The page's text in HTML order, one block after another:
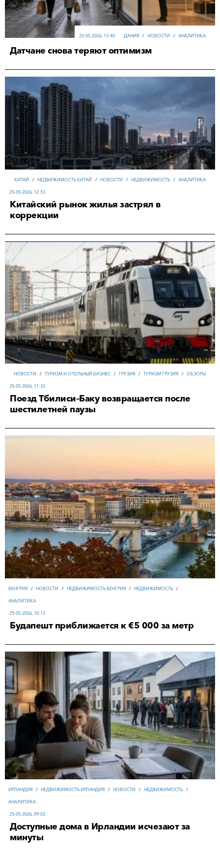
ДАНИЯ / НОВОСТИ / АНАЛИТИКА
25-05-2026, 13:40
Датчане снова теряют оптимизм
КИТАЙ / НЕДВИЖИМОСТЬ КИТАЙ / НОВОСТИ / НЕДВИЖИМОСТЬ / АНАЛИТИКА
25-05-2026, 12:53
Китайский рынок жилья застрял в
коррекции
НОВОСТИ / ТУРИЗМ И ОТЕЛЬНЫЙ БИЗНЕС / ГРУЗИЯ / ТУРИЗМ ГРУЗИЯ / ОБЗОРЫ
25-05-2026, 11:33
Поезд Тбилиси–Баку возвращается после
шестилетней паузы
ВЕНГРИЯ / НОВОСТИ / НЕДВИЖИМОСТЬ ВЕНГРИЯ / НЕДВИЖИМОСТЬ /
АНАЛИТИКА
25-05-2026, 10:13
Будапешт приближается к €5 000 за метр
ИРЛАНДИЯ / НЕДВИЖИМОСТЬ ИРЛАНДИЯ / НОВОСТИ / НЕДВИЖИМОСТЬ /
АНАЛИТИКА
25-05-2026, 09:03
Доступные дома в Ирландии исчезают за
минуты